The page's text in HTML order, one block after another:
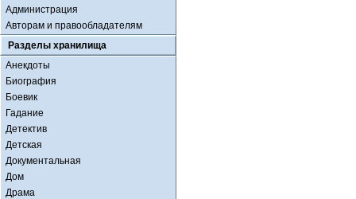
Администрация
Авторам и правообладателям
Разделы хранилища
Анекдоты
Биография
Боевик
Гадание
Детектив
Детская
Документальная
Дом
Драма